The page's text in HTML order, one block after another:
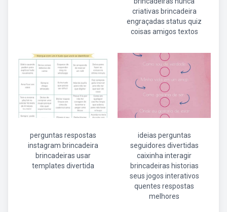
criativas brincadeira
engraçadas status quiz
coisas amigos textos
perguntas respostas
instagram brincadeira
brincadeiras usar
templates divertida
ideias perguntas
seguidores divertidas
caixinha interagir
brincadeiras historias
seus jogos interativos
quentes respostas
melhores